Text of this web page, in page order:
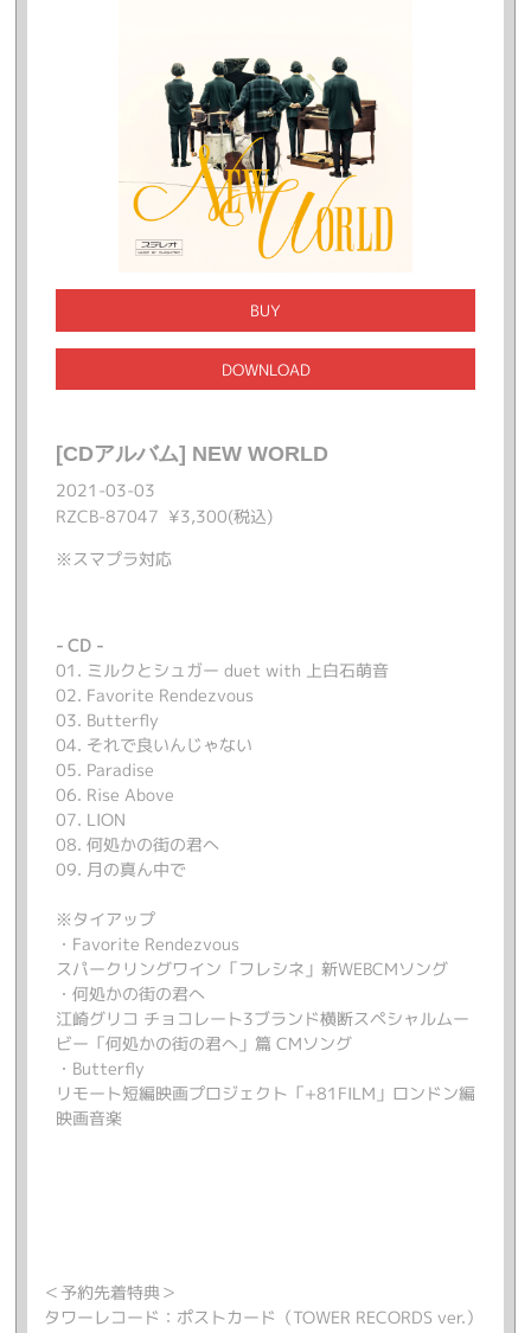
BUY
DOWNLOAD
[CDアルバム] NEW WORLD
2021-03-03
RZCB-87047 ¥3,300(税込)
※スマプラ対応
- CD -
01. ミルクとシュガー duet with 上白石萌音
02. Favorite Rendezvous
03. Butterfly
04. それで良いんじゃない
05. Paradise
06. Rise Above
07. LION
08. 何処かの街の君へ
09. 月の真ん中で
※タイアップ
・Favorite Rendezvous
スパークリングワイン「フレシネ」新WEBCMソング
・何処かの街の君へ
江崎グリコ チョコレート3ブランド横断スペシャルムー
ビー「何処かの街の君へ」篇 CMソング
・Butterfly
リモート短編映画プロジェクト「+81FILM」ロンドン編
映画音楽
＜予約先着特典＞
タワーレコード：ポストカード（TOWER RECORDS ver.）